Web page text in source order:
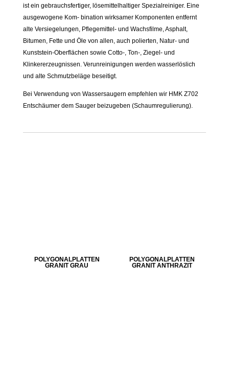
ist ein gebrauchsfertiger, lösemittelhaltiger Spezialreiniger. Eine
ausgewogene Kom- bination wirksamer Komponenten entfernt
alte Versiegelungen, Pflegemittel- und Wachsfilme, Asphalt,
Bitumen, Fette und Öle von allen, auch polierten, Natur- und
Kunststein-Oberflächen sowie Cotto-, Ton-, Ziegel- und
Klinkererzeugnissen. Verunreinigungen werden wasserlöslich
und alte Schmutzbeläge beseitigt.
Bei Verwendung von Wassersaugern empfehlen wir HMK Z702
Entschäumer dem Sauger beizugeben (Schaumregulierung).
POLYGONALPLATTEN
GRANIT GRAU
POLYGONALPLATTEN
GRANIT ANTHRAZIT